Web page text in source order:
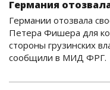
Германия
Германии отозвала
Петера Фишера для
стороны грузинских
сообщили в МИД ФРГ.